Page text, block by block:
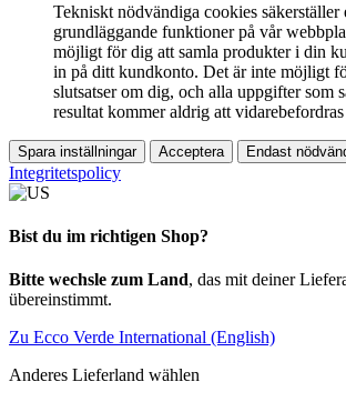
Tekniskt nödvändiga cookies säkerställer
grundläggande funktioner på vår
möjligt för dig att samla produkter i din
in på ditt kundkonto. Det är inte möjligt
slutsatser om dig, och alla uppgifter som
resultat kommer aldrig att
Spara inställningar Acceptera Endast
Integritetspolicy
Bist du im richtigen Shop?
Bitte wechsle zum Land, das mit deiner
übereinstimmt.
Zu Ecco Verde International (English)
Anderes Lieferland wählen